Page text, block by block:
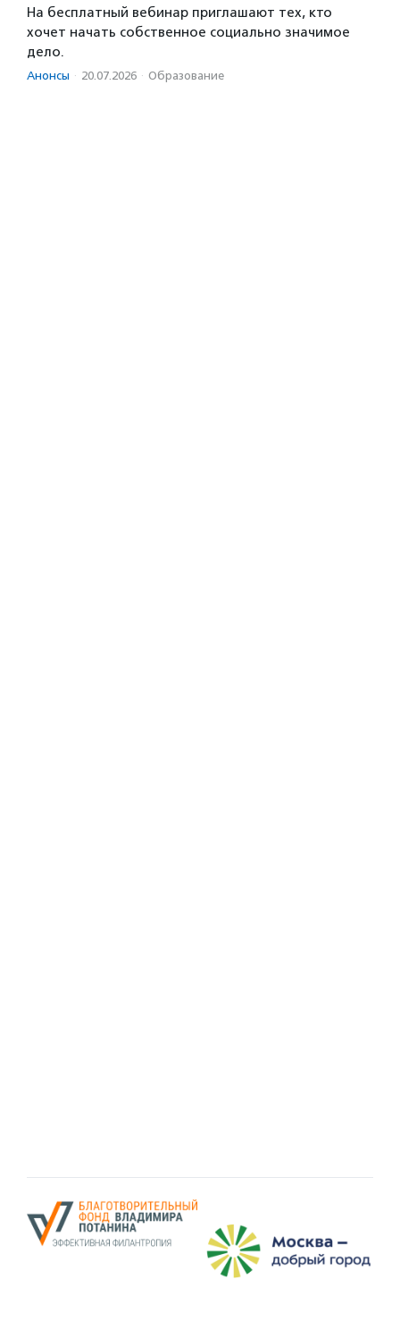
На бесплатный вебинар приглашают тех, кто
хочет начать собственное социально значимое
дело.
Анонсы · 20.07.2026 · Образование